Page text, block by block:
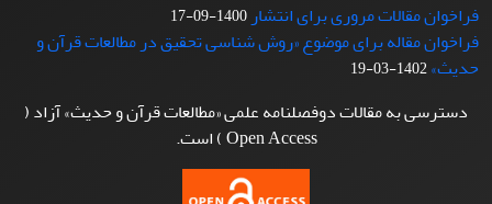
فراخوان مقالات مروری برای انتشار 1400-09-17
فراخوان مقاله برای موضوع «روش شناسی تحقیق در مطالعات قرآن و
حدیث»1402-03-19
دسترسی به مقالات دوفصلنامه علمی «مطالعات قرآن و حدیث» آزاد (
Open Access ) است.